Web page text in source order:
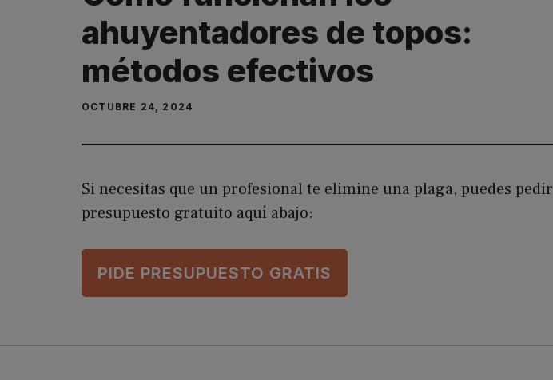
ahuyentadores de topos:
métodos efectivos
OCTUBRE 24, 2024
Si necesitas que un profesional te elimine una plaga, puedes pedir
presupuesto gratuito aquí abajo:
PIDE PRESUPUESTO GRATIS